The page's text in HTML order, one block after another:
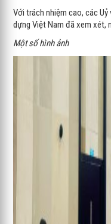
Với trách nhiệm cao, các Uỷ
dựng Việt Nam đã xem xét,
Một số hình ảnh